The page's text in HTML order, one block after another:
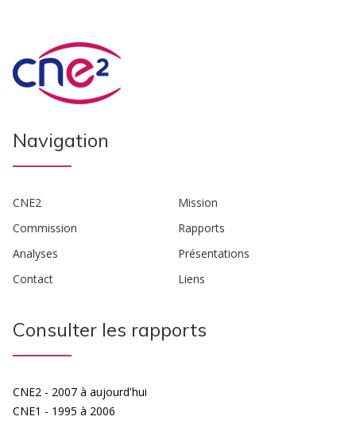
Navigation
CNE2
Mission
Commission
Rapports
Analyses
Présentations
Contact
Liens
Consulter les rapports
CNE2 - 2007 à aujourd'hui
CNE1 - 1995 à 2006